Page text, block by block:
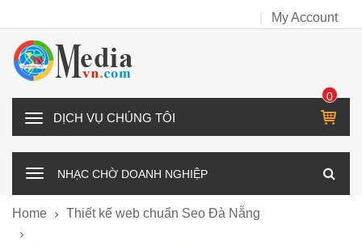
My Account
D
H
0
IT
M
NHẠC CHỜ DOANH NGHIỆP
Home Thiết kế web chuẩn Seo Đà Nẵng